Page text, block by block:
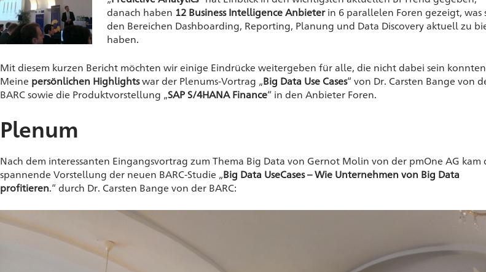
danach haben 12 Business Intelligence Anbieterin 6 parallelen Foren gezeigt, was
den Bereichen Dashboarding, Reporting, Planung und Data Discovery aktuell zu
haben.
Mit diesem kurzen Bericht möchten wir einige Eindrücke weitergeben für alle, die nicht dabei sein
Meine persönlichen Highlightswar der Plenums-Vortrag „Big Data Use Cases“ von Dr. Carsten Bange von
BARC sowie die Produktvorstellung „SAP S/4HANA Finance“ in den Anbieter Foren.
Plenum
Nach dem interessanten Eingangsvortrag zum Thema Big Data von Gernot Molin von der pmOne AG kam
spannende Vorstellung der neuen BARC-Studie „Big Data UseCases – Wie Unternehmen von Big Data
profitieren.“ durch Dr. Carsten Bange von der BARC: